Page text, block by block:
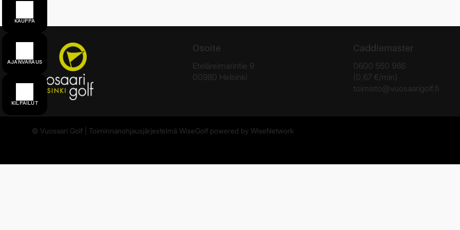
KAUPPA
AJANVARAUS
KILPAILUT
Osoite
Eteläreimarintie 9
00980 Helsinki
Caddiemaster
0600 550 986
(0,67 €/min)
toimisto@vuosaarigolf.fi
© Vuosaari Golf | Toiminnanohjausjärjestelmä WiseGolf powered by WiseNetwork